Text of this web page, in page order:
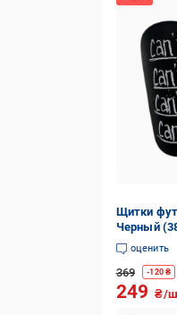
Щитки
Черный
оценить
369 -120₴
249 ₴/